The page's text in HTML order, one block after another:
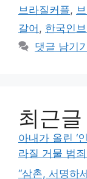
브라질커플,
갈어 , 한국인
댓글 남기
최근글
아내가 올린 ‘
라질 거물 범
“삼촌, 서명하